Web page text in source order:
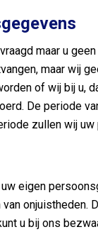
maar u
maar wij
of wij bij u,
De periode
zullen wij
eigen
onjuistheden.
u bij ons